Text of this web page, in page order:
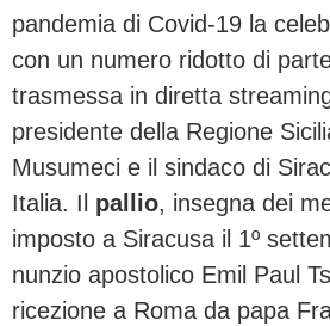
pandemia di Covid-19 la
con un numero ridotto di
trasmessa in diretta
presidente della Regione
Musumeci e il sindaco di
Italia. Il pallio, insegna dei
imposto a Siracusa il 1º
nunzio apostolico Emil Paul
ricezione a Roma da papa